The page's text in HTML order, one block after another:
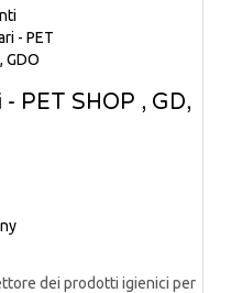
PET SHOP , GD,
dei prodotti igienici per